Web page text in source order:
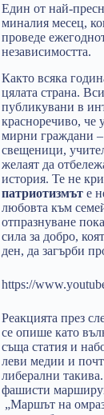
Един от най-
миналия месец,
проведе
независимостта.
Както всяка
цялата страна.
публикувани в
красноречиво, че
мирни граждани
свещеници,
желаят да
история. Те не
патриотизмът е
любовта към
отпразнуване
сила за добро,
ден, да загърби
https://
Реакцията през
се опише като
съща статия и
леви медии и
либерални
фашисти
„Маршът на